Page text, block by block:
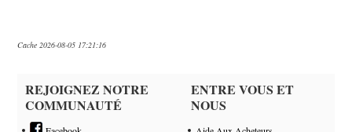
Cache 2026-08-05 17:21:16
REJOIGNEZ NOTRE
COMMUNAUTÉ
ENTRE VOUS ET
NOUS